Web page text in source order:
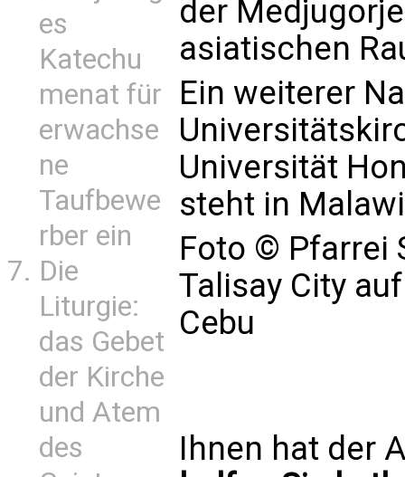
es
Katechu
menat für
erwachse
ne
Taufbewe
rber ein
Die
Liturgie:
das Gebet
der Kirche
und Atem
des
der
asiatischen
Ein weiterer
Universität
steht in
Foto © Pfarrei
Talisay City
Cebu
Ihnen hat der